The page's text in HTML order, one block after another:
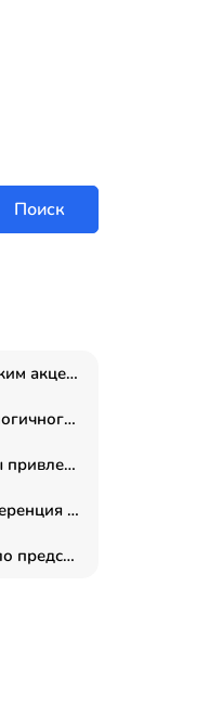
Поиск
Коммуникации с древнегреческим акцентом: медиаменеджер и журналист Владимир Дергачев запустил коммуникационное агентство «Сократ 2.0»
От логистики до высокотехнологичного производства: как основатель “гагаринга” выстраивает экосистему безопасности и гражданских БПЛА
Эксперты обсудили механизмы привлечения молодых специалистов в промышленные города
Переговоры в рамке: как конференция «Бизнес как искусство» переформатирует деловой этикет в стенах ТПП РФ
Руководство «СВОИ» попросило председателя СКР дать правовую оценку обысков в тыловом штабе